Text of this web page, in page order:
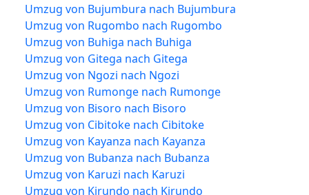
Umzug von Bujumbura nach Bujumbura
Umzug von Rugombo nach Rugombo
Umzug von Buhiga nach Buhiga
Umzug von Gitega nach Gitega
Umzug von Ngozi nach Ngozi
Umzug von Rumonge nach Rumonge
Umzug von Bisoro nach Bisoro
Umzug von Cibitoke nach Cibitoke
Umzug von Kayanza nach Kayanza
Umzug von Bubanza nach Bubanza
Umzug von Karuzi nach Karuzi
Umzug von Kirundo nach Kirundo